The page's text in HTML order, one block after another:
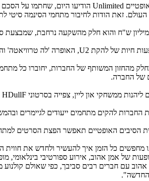
Unlimited הודיעו היום, שחתמו על הסכם
העולם. זאת הודות לחיבור מתחמי הסינמה
חיות של להקת U2, האופרה 'לה טרוויאטה'
מהחזון המשותף של החברות, יחוברו כל
של החברה.
ממשחקי און ליין, צפייה בסרטוני F
ull
HD
החברות להקים מתחמים ייעודים לגיימרים
הסיבים האופטיים תאפשר הפצת הסרטים
מחפשים כל הזמן איך להעשיר ולחדש את חווית
של אמן אהוב, אירוע ספורטיבי בינלאומי,
עם חברים רבים סביבך, כפי שאולם
החדשה".